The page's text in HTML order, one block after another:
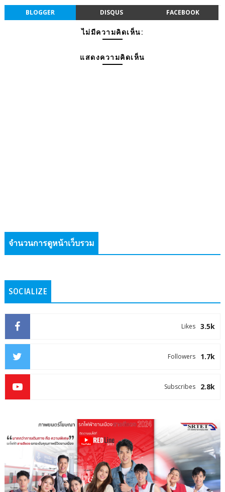
BLOGGER DISQUS FACEBOOK
ไม่มีความคิดเห็น:
แสดงความคิดเห็น
จำนวนการดูหน้าเว็บรวม
SOCIALIZE
3.5k
Likes
1.7k
Followers
2.8k
Subscribes